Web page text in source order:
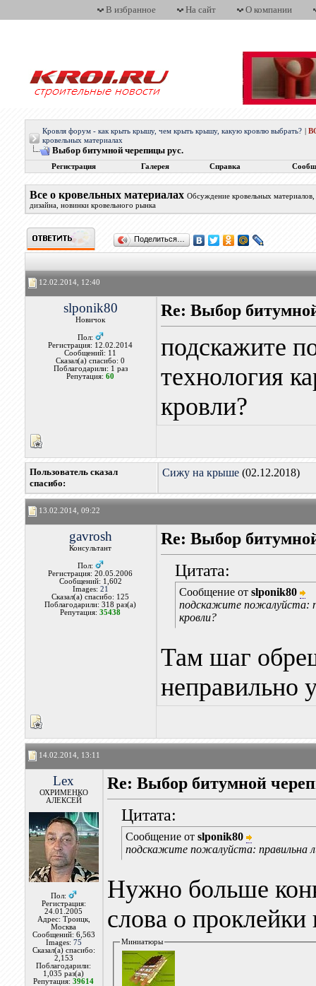
В избранное На сайт О компании
Кровля форум - как крыть крышу, чем крыть крышу, какую кровлю выбрать?
кровельных материалах
Выбор битумной черепицы рус.
Регистрация Галерея Справка
Все о кровельных материалах Обсуждение кровельных
дизайна, новинки кровельного рынка
Поделиться…
12.02.2014, 12:40
slponik80
Новичок
Пол:
Регистрация: 12.02.2014
Сообщений: 11
Сказал(а) спасибо: 0
Поблагодарили: 1 раз
Репутация:60
Re: Выбор
подскажите
технология
кровли?
Пользователь сказал
cпасибо:
Сижу на крыше(02.12.2018)
13.02.2014, 09:22
gavrosh
Консультант
Пол:
Регистрация: 20.05.2006
Сообщений: 1,602
Images: 21
Сказал(а) спасибо: 125
Поблагодарили: 318 раз(а)
Репутация:35438
Re: Выбор
Цитата:
Сообщение от slponik80
подскажите пожалуйста:
кровли?
Там шаг
неправильно
14.02.2014, 13:11
Lex
ОХРИМЕНКО
АЛЕКСЕЙ
Пол:
Регистрация:
24.01.2005
Адрес: Троицк,
Москва
Сообщений: 6,563
Images: 75
Сказал(а) спасибо:
2,153
Поблагодарили:
1,035 раз(а)
Репутация:39614
Re: Выбор битумной
Цитата:
Сообщение от slponik80
подскажите пожалуйста: правильна
Нужно больше
слова о
Миниатюры